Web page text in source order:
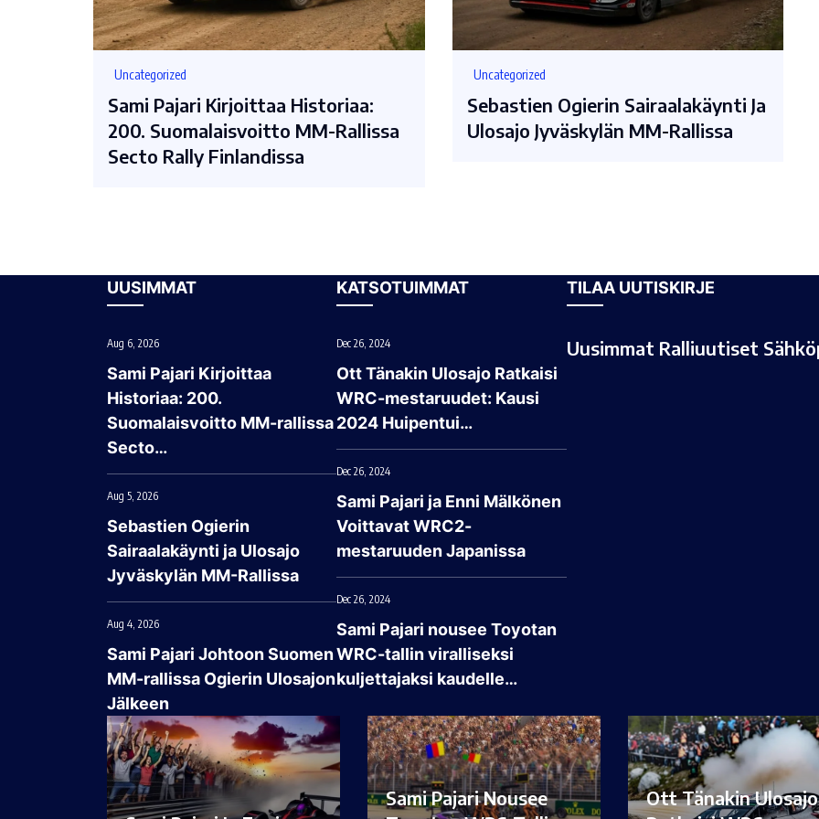
Uncategorized
Sami Pajari Kirjoittaa Historiaa:
200. Suomalaisvoitto MM-Rallissa
Secto Rally Finlandissa
Uncategorized
Sebastien Ogierin Sairaalakäynti Ja
Ulosajo Jyväskylän MM-Rallissa
UUSIMMAT
Aug 6, 2026
Sami Pajari Kirjoittaa
Historiaa: 200.
Suomalaisvoitto MM-rallissa
Secto…
Aug 5, 2026
Sebastien Ogierin
Sairaalakäynti ja Ulosajo
Jyväskylän MM-Rallissa
Aug 4, 2026
Sami Pajari Johtoon Suomen
MM-rallissa Ogierin Ulosajon
Jälkeen
KATSOTUIMMAT
Dec 26, 2024
Ott Tänakin Ulosajo Ratkaisi
WRC-mestaruudet: Kausi
2024 Huipentui…
Dec 26, 2024
Sami Pajari ja Enni Mälkönen
Voittavat WRC2-
mestaruuden Japanissa
Dec 26, 2024
Sami Pajari nousee Toyotan
WRC-tallin viralliseksi
kuljettajaksi kaudelle…
TILAA UUTISKIRJE
Uusimmat Ralliuutiset
Sami Pajari Nousee
Ott Tänakin Ulosajo